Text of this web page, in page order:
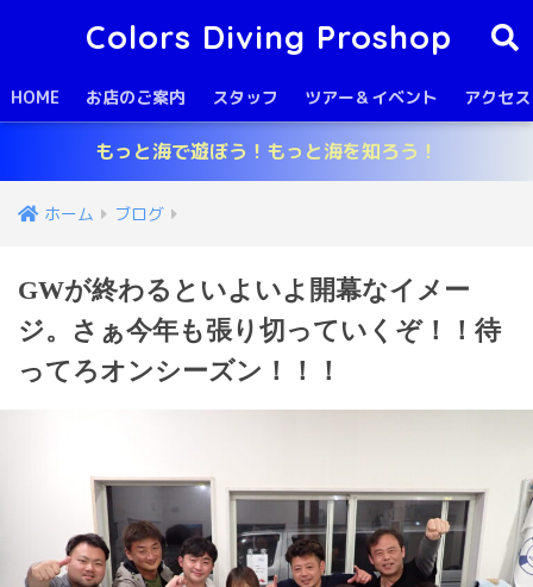
Colors Diving Proshop
HOME お店のご案内 スタッフ ツアー＆イベント アクセス
もっと海で遊ぼう！もっと海を知ろう！
ホーム ブログ
GWが終わるといよいよ開幕なイメー
ジ。さぁ今年も張り切っていくぞ！！待
ってろオンシーズン！！！